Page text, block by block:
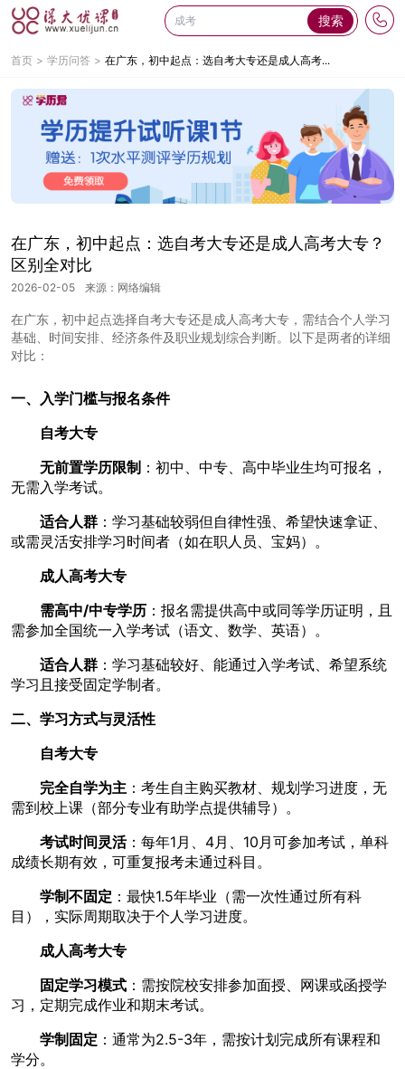
搜索
首页 学历问答 在广东，初中起点：选自考大专还是成人高考...
在广东，初中起点：选自考大专还是成人高考大专？
区别全对比
2026-02-05 来源：网络编辑
在广东，初中起点选择自考大专还是成人高考大专，需结合个人学习
基础、时间安排、经济条件及职业规划综合判断。以下是两者的详细
对比：
一、入学门槛与报名条件
自考大专
无前置学历限制 ：初中、中专、高中毕业生均可报名，
无需入学考试。
适合人群 ：学习基础较弱但自律性强、希望快速拿证、
或需灵活安排学习时间者（如在职人员、宝妈）。
成人高考大专
需高中/中专学历 ：报名需提供高中或同等学历证明，且
需参加全国统一入学考试（语文、数学、英语）。
适合人群 ：学习基础较好、能通过入学考试、希望系统
学习且接受固定学制者。
二、学习方式与灵活性
自考大专
完全自学为主 ：考生自主购买教材、规划学习进度，无
需到校上课（部分专业有助学点提供辅导）。
考试时间灵活：每年1月、4月、10月可参加考试，单科
成绩长期有效，可重复报考未通过科目。
学制不固定 ：最快1.5年毕业（需一次性通过所有科
目），实际周期取决于个人学习进度。
成人高考大专
固定学习模式 ：需按院校安排参加面授、网课或函授学
习，定期完成作业和期末考试。
学制固定 ：通常为2.5-3年，需按计划完成所有课程和
学分。